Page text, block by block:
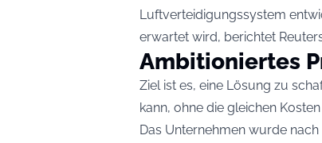
Luftverteidigungssystem
erwartet wird, berichtet
Ambitioniertes
Ziel ist es, eine Lösung zu
kann, ohne die gleichen
Das Unternehmen wurde